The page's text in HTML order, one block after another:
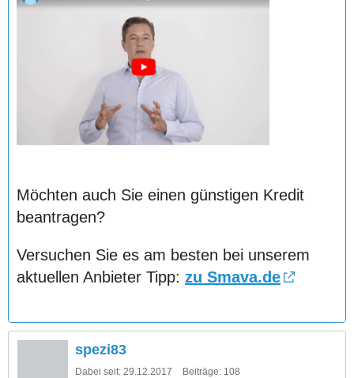
Möchten auch Sie einen günstigen Kredit
beantragen?
Versuchen Sie es am besten bei unserem
aktuellen Anbieter Tipp: zu Smava.de
spezi83
Dabei seit: 29.12.2017 Beiträge: 108